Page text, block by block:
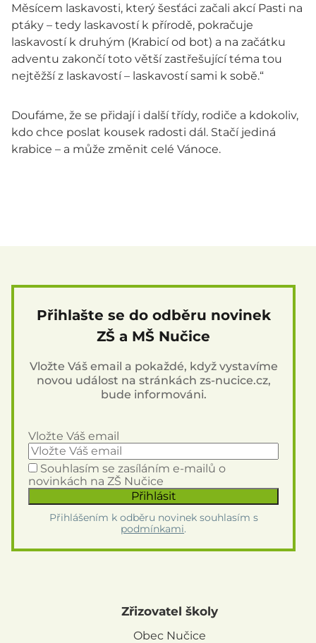
Měsícem laskavosti, který šesťáci začali akcí Pasti na
ptáky – tedy laskavostí k přírodě, pokračuje
laskavostí k druhým (Krabicí od bot) a na začátku
adventu zakončí toto větší zastřešující téma tou
nejtěžší z laskavostí – laskavostí sami k sobě.“
Doufáme, že se přidají i další třídy, rodiče a kdokoliv,
kdo chce poslat kousek radosti dál. Stačí jediná
krabice – a může změnit celé Vánoce.
Přihlašte se do odběru novinek
ZŠ a MŠ Nučice
Vložte Váš email a pokaždé, když vystavíme
novou událost na stránkách zs-nucice.cz,
bude informováni.
Vložte Váš email
Souhlasím se zasíláním e-mailů o
novinkách na ZŠ Nučice
Přihlášením k odběru novinek souhlasím s
podmínkami.
Zřizovatel školy
Obec Nučice